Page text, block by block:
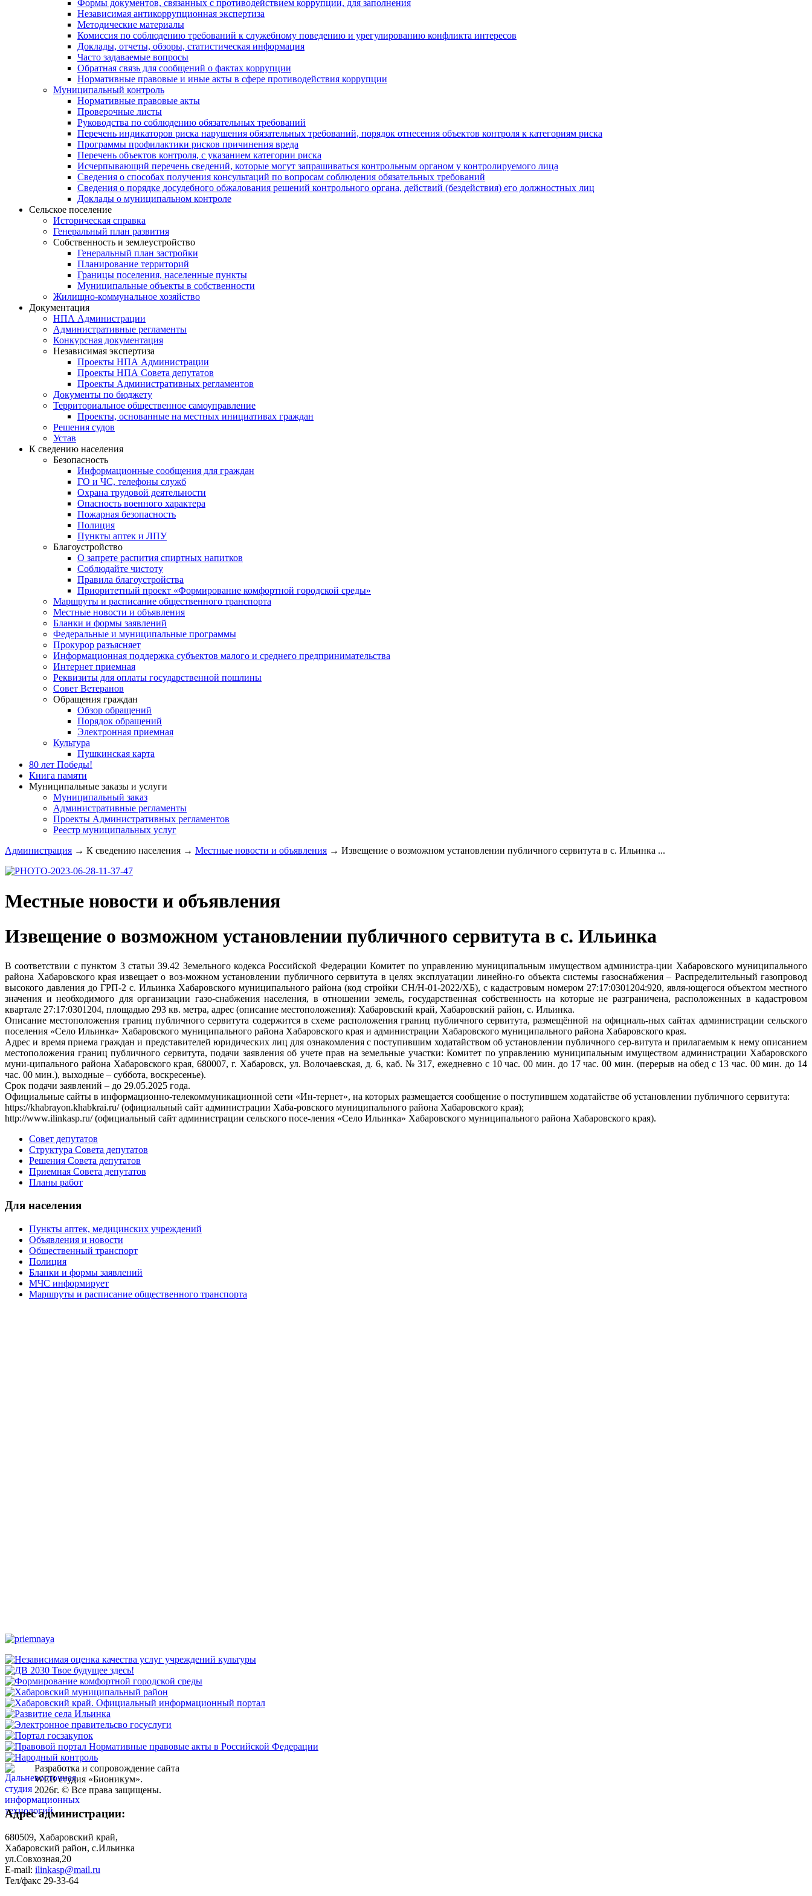
Формы документов, связанных с противодействием коррупции, для заполнения
Независимая антикоррупционная экспертиза
Методические материалы
Комиссия по соблюдению требований к служебному поведению и урегулированию конфликта интересов
Доклады, отчеты, обзоры, статистическая информация
Часто задаваемые вопросы
Обратная связь для сообщений о фактах коррупции
Нормативные правовые и иные акты в сфере противодействия коррупции
Муниципальный контроль
Нормативные правовые акты
Проверочные листы
Руководства по соблюдению обязательных требований
Перечень индикаторов риска нарушения обязательных требований, порядок отнесения объектов контроля к категориям риска
Программы профилактики рисков причинения вреда
Перечень объектов контроля, с указанием категории риска
Исчерпывающий перечень сведений, которые могут запрашиваться контрольным органом у контролируемого лица
Сведения о способах получения консультаций по вопросам соблюдения обязательных требований
Сведения о порядке досудебного обжалования решений контрольного органа, действий (бездействия) его должностных лиц
Доклады о муниципальном контроле
Сельское поселение
Историческая справка
Генеральный план развития
Собственность и землеустройство
Генеральный план застройки
Планирование территорий
Границы поселения, населенные пункты
Муниципальные объекты в собственности
Жилищно-коммунальное хозяйство
Документация
НПА Администрации
Административные регламенты
Конкурсная документация
Независимая экспертиза
Проекты НПА Администрации
Проекты НПА Совета депутатов
Проекты Административных регламентов
Документы по бюджету
Территориальное общественное самоуправление
Проекты, основанные на местных инициативах граждан
Решения судов
Устав
К сведению населения
Безопасность
Информационные сообщения для граждан
ГО и ЧС, телефоны служб
Охрана трудовой деятельности
Опасность военного характера
Пожарная безопасность
Полиция
Пункты аптек и ЛПУ
Благоустройство
О запрете распития спиртных напитков
Соблюдайте чистоту
Правила благоустройства
Приоритетный проект «Формирование комфортной городской среды»
Маршруты и расписание общественного транспорта
Местные новости и объявления
Бланки и формы заявлений
Федеральные и муниципальные программы
Прокурор разъясняет
Информационная поддержка субъектов малого и среднего предпринимательства
Интернет приемная
Реквизиты для оплаты государственной пошлины
Совет Ветеранов
Обращения граждан
Обзор обращений
Порядок обращений
Электронная приемная
Культура
Пушкинская карта
80 лет Победы!
Книга памяти
Муниципальные заказы и услуги
Муниципальный заказ
Административные регламенты
Проекты Административных регламентов
Реестр муниципальных услуг
Администрация → К сведению населения → Местные новости и объявления → Извещение о возможном установлении публичного сервитута в с. Ильинка ...
Местные новости и объявления
Извещение о возможном установлении публичного сервитута в с. Ильинка
В соответствии с пунктом 3 статьи 39.42 Земельного кодекса Российской Федерации Комитет по управлению муниципальным имуществом администра-ции Хабаровского муниципального
района Хабаровского края извещает о воз-можном установлении публичного сервитута в целях эксплуатации линейно-го объекта системы газоснабжения – Распределительный газопровод
высокого давления до ГРП-2 с. Ильинка Хабаровского муниципального района (код стройки СН/Н-01-2022/ХБ), с кадастровым номером 27:17:0301204:920, явля-ющегося объектом местного
значения и необходимого для организации газо-снабжения населения, в отношении земель, государственная собственность на которые не разграничена, расположенных в кадастровом
квартале 27:17:0301204, площадью 293 кв. метра, адрес (описание местоположения): Хабаровский край, Хабаровский район, с. Ильинка.
Описание местоположения границ публичного сервитута содержится в схеме расположения границ публичного сервитута, размещённой на официаль-ных сайтах администрации сельского
поселения «Село Ильинка» Хабаровского муниципального района Хабаровского края и администрации Хабаровского муниципального района Хабаровского края.
Адрес и время приема граждан и представителей юридических лиц для ознакомления с поступившим ходатайством об установлении публичного сер-витута и прилагаемым к нему описанием
местоположения границ публичного сервитута, подачи заявления об учете прав на земельные участки: Комитет по управлению муниципальным имуществом администрации Хабаровского
муни-ципального района Хабаровского края, 680007, г. Хабаровск, ул. Волочаевская, д. 6, каб. № 317, ежедневно с 10 час. 00 мин. до 17 час. 00 мин. (перерыв на обед с 13 час. 00 мин. до 14
час. 00 мин.), выходные – суббота, воскресенье).
Срок подачи заявлений – до 29.05.2025 года.
Официальные сайты в информационно-телекоммуникационной сети «Ин-тернет», на которых размещается сообщение о поступившем ходатайстве об установлении публичного сервитута:
https://khabrayon.khabkrai.ru/ (официальный сайт администрации Хаба-ровского муниципального района Хабаровского края);
http://www.ilinkasp.ru/ (официальный сайт администрации сельского посе-ления «Село Ильинка» Хабаровского муниципального района Хабаровского края).
Совет депутатов
Структура Совета депутатов
Решения Совета депутатов
Приемная Совета депутатов
Планы работ
Для населения
Пункты аптек, медицинских учреждений
Объявления и новости
Общественный транспорт
Полиция
Бланки и формы заявлений
МЧС информирует
Маршруты и расписание общественного транспорта
Разработка и сопровождение сайта
WEB студия «Бионикум».
2026г. © Все права защищены.
Адрес администрации:
680509, Хабаровский край,
Хабаровский район, с.Ильинка
ул.Совхозная,20
E-mail: ilinkasp@mail.ru
Тел/факс 29-33-64